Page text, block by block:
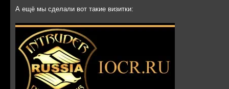
А ещё мы сделали вот такие визитки: